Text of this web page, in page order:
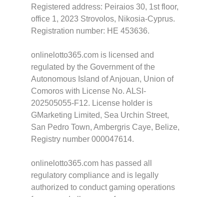
Registered address: Peiraios 30, 1st floor,
office 1, 2023 Strovolos, Nikosia-Cyprus.
Registration number: HE 453636.
onlinelotto365.com is licensed and
regulated by the Government of the
Autonomous Island of Anjouan, Union of
Comoros with License No. ALSI-
202505055-F12. License holder is
GMarketing Limited, Sea Urchin Street,
San Pedro Town, Ambergris Caye, Belize,
Registry number 000047614.
onlinelotto365.com has passed all
regulatory compliance and is legally
authorized to conduct gaming operations